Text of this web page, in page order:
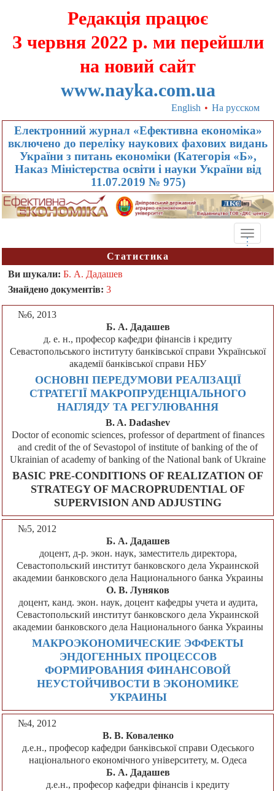
Редакція працює
З червня 2022 р. ми перейшли
на новий сайт
www.nayka.com.ua
English • На русском
Електронний журнал «Ефективна економіка»
включено до переліку наукових фахових видань
України з питань економіки (Категорія «Б»,
Наказ Міністерства освіти і науки України від
11.07.2019 № 975)
Toggle
...
Статистика
Ви шукали: Б. А. Дадашев
Знайдено документів: 3
№6, 2013
Б. А. Дадашев
д. е. н., професор кафедри фінансів і кредиту
Севастопольського інституту банківської справи Української
академії банківської справи НБУ
ОСНОВНІ ПЕРЕДУМОВИ РЕАЛІЗАЦІЇ
СТРАТЕГІЇ МАКРОПРУДЕНЦІАЛЬНОГО
НАГЛЯДУ ТА РЕГУЛЮВАННЯ
B. A. Dadashev
Doctor of economic sciences, professor of department of finances
and credit of the of Sevastopol of institute of banking of the of
Ukrainian of academy of banking of the National bank of Ukraine
BASIC PRE-CONDITIONS OF REALIZATION OF
STRATEGY OF МACROPRUDENTIAL OF
SUPERVISION AND ADJUSTING
№5, 2012
Б. А. Дадашев
доцент, д-р. экон. наук, заместитель директора,
Севастопольский институт банковского дела Украинской
академии банковского дела Национального банка Украины
О. В. Луняков
доцент, канд. экон. наук, доцент кафедры учета и аудита,
Севастопольский институт банковского дела Украинской
академии банковского дела Национального банка Украины
МАКРОЭКОНОМИЧЕСКИЕ ЭФФЕКТЫ
ЭНДОГЕННЫХ ПРОЦЕССОВ
ФОРМИРОВАНИЯ ФИНАНСОВОЙ
НЕУСТОЙЧИВОСТИ В ЭКОНОМИКЕ
УКРАИНЫ
№4, 2012
В. В. Коваленко
д.е.н., професор кафедри банківської справи Одеського
національного економічного університету, м. Одеса
Б. А. Дадашев
д.е.н., професор кафедри фінансів і кредиту